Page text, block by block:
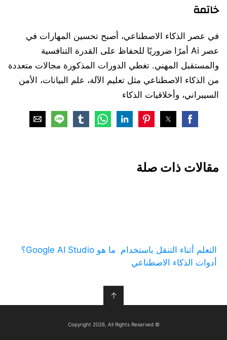
خاتمة
في عصر الذكاء الاصطناعي، أصبح تحسين المهارات في
عصر Ai أمرًا ضروريًا للحفاظ على القدرة التنافسية
والمستقبل المهني. تغطي الدورات المذكورة مجالات متعددة
من الذكاء الاصطناعي مثل تعليم الآلة، علم البيانات، الأمن
السيبراني، وأخلاقيات الذكاء
مقالات ذات صلة
التعلم أثناء التنقل باستخدام
أدوات الذكاء الاصطناعي
ما هو Google AI Studio؟
↑
© Copyright 2026, All Rights Reserved